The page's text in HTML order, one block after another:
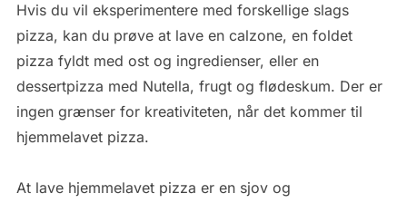
Hvis du vil eksperimentere med forskellige slags
pizza, kan du prøve at lave en calzone, en foldet
pizza fyldt med ost og ingredienser, eller en
dessertpizza med Nutella, frugt og flødeskum. Der er
ingen grænser for kreativiteten, når det kommer til
hjemmelavet pizza.
At lave hjemmelavet pizza er en sjov og